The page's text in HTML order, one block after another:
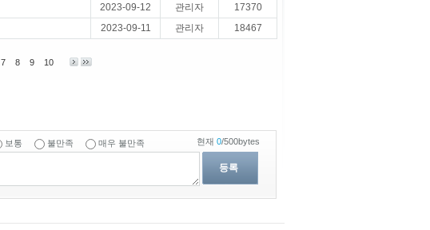
2023-09-12 관리자
17370
2023-09-11 관리자 18467
7 8 9 10
보통 불만족 매우 불만족
등록
현재 0/500bytes